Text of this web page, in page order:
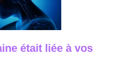
était liée à vos